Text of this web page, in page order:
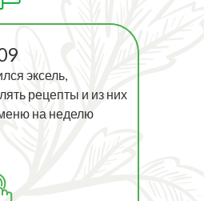
эксель,
рецепты и из них
на неделю